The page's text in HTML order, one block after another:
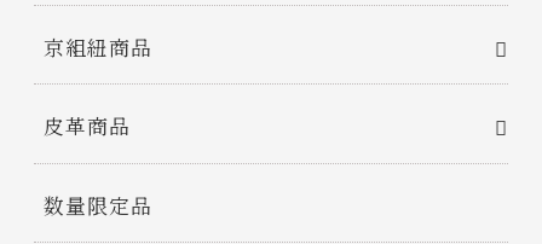
京組紐商品
皮革商品
数量限定品